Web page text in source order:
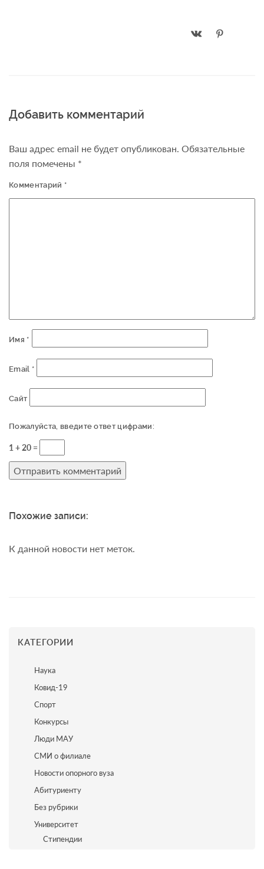
Добавить комментарий
Ваш адрес email не будет опубликован. Обязательные
поля помечены *
Комментарий *
Имя *
Email *
Сайт
Пожалуйста, введите ответ цифрами:
1 + 20 =
Похожие записи:
К данной новости нет меток.
КАТЕГОРИИ
Наука
Ковид-19
Спорт
Конкурсы
Люди МАУ
СМИ о филиале
Новости опорного вуза
Абитуриенту
Без рубрики
Университет
Стипендии